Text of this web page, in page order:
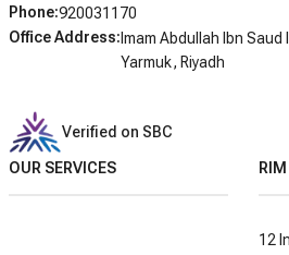
Phone:920031170
Office Address: Imam Abdullah Ibn Saud
Yarmuk, Riyadh
Verified on SBC
OUR SERVICES
12